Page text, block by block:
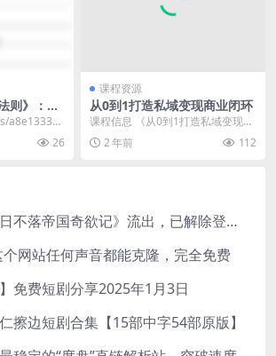
则》：揭
辑
a8e13337a
26
课程资源
从0到1打造私域变现商业闭环
课程信息 《从0到1打造私域变现商
业闭环》课程专为创业者与营销人
员设计，深入讲解...
2 年前 112
麻豆新作《日不落帝国奇欲记》流出，已解除登录验证！
网站任何声音都能克隆，完全免费
】免费短剧分享2025年1月3日
擦边短剧合集【15部中字54部原版】